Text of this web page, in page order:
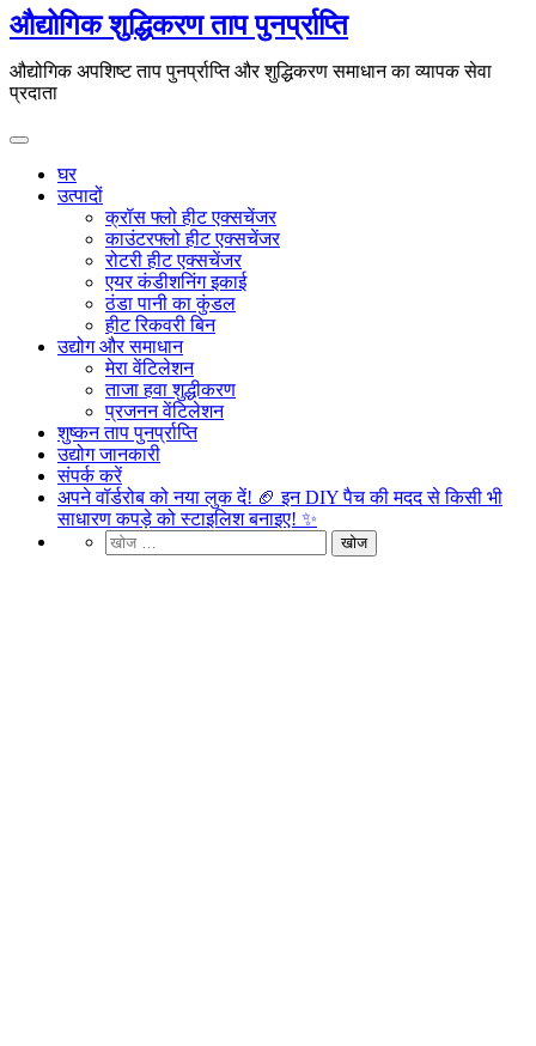
इसे
छोड़कर
सामग्री
पर
बढ़ने
लिए
औद्योगिक शुद्धिकरण ताप पुनर्प्राप्ति
औद्योगिक अपशिष्ट ताप पुनर्प्राप्ति और शुद्धिकरण समाधान का व्यापक सेवा
प्रदाता
घर
उत्पादों
क्रॉस फ्लो हीट एक्सचेंजर
काउंटरफ्लो हीट एक्सचेंजर
रोटरी हीट एक्सचेंजर
एयर कंडीशनिंग इकाई
ठंडा पानी का कुंडल
हीट रिकवरी बिन
उद्योग और समाधान
मेरा वेंटिलेशन
ताजा हवा शुद्धीकरण
प्रजनन वेंटिलेशन
शुष्कन ताप पुनर्प्राप्ति
उद्योग जानकारी
संपर्क करें
अपने वॉर्डरोब को नया लुक दें! 🏈 इन DIY पैच की मदद से किसी भी
साधारण कपड़े को स्टाइलिश बनाइए! ✨